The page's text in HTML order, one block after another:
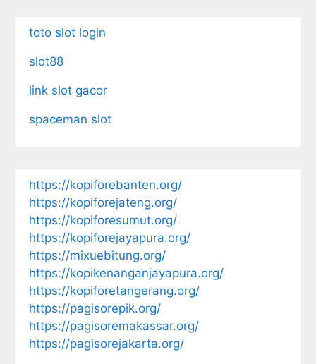
toto slot login
slot88
link slot gacor
spaceman slot
https://kopiforebanten.org/
https://kopiforejateng.org/
https://kopiforesumut.org/
https://kopiforejayapura.org/
https://mixuebitung.org/
https://kopikenanganjayapura.org/
https://kopiforetangerang.org/
https://pagisorepik.org/
https://pagisoremakassar.org/
https://pagisorejakarta.org/